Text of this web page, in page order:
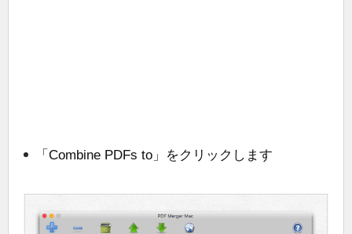
「Combine PDFs to」をクリックします